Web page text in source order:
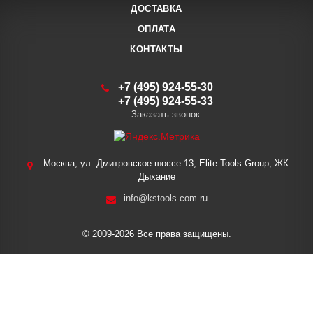
ДОСТАВКА
ОПЛАТА
КОНТАКТЫ
+7 (495) 924-55-30
+7 (495) 924-55-33
Заказать звонок
Москва, ул. Дмитровское шоссе 13, Elite Tools Group, ЖК
Дыхание
info@kstools-com.ru
© 2009-2026 Все права защищены.